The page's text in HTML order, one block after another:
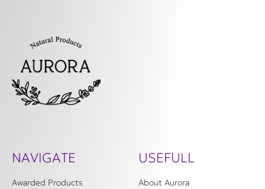
NAVIGATE
Awarded Products
USEFULL
About Aurora